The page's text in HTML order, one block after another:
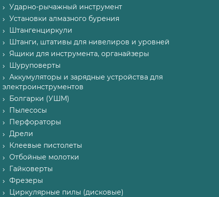
Ударно-рычажный инструмент
Установки алмазного бурения
Штангенциркули
Штанги, штативы для нивелиров и уровней
Ящики для инструмента, органайзеры
Шуруповерты
Аккумуляторы и зарядные устройства для
электроинструментов
Болгарки (УШМ)
Пылесосы
Перфораторы
Дрели
Клеевые пистолеты
Отбойные молотки
Гайковерты
Фрезеры
Циркулярные пилы (дисковые)